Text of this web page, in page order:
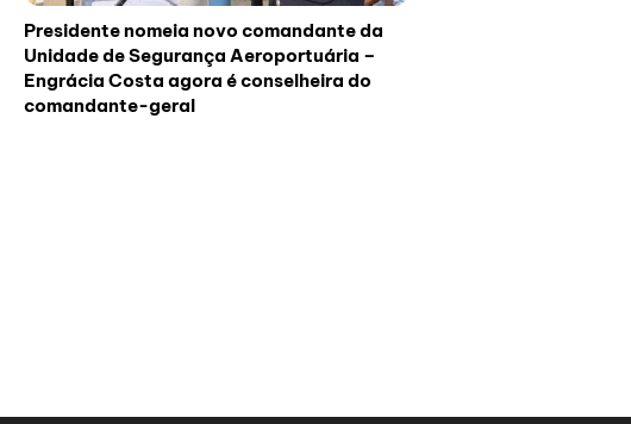
Presidente nomeia novo comandante da
Unidade de Segurança Aeroportuária –
Engrácia Costa agora é conselheira do
comandante-geral